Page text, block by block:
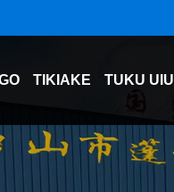
TIKIAKE TUKU UIUI